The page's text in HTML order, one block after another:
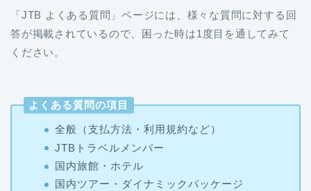
「JTB よくある質問」ページには、様々な質問に対する回
答が掲載されているので、困った時は1度目を通してみて
ください。
よくある質問の項目
全般（支払方法・利用規約など）
JTBトラベルメンバー
国内旅館・ホテル
国内ツアー・ダイナミックパッケージ